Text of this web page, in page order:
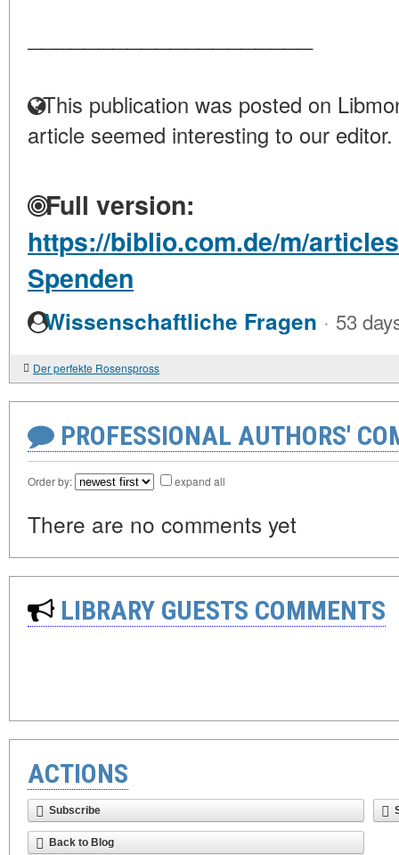
This publication was posted on
article seemed interesting to our editor.
Full version:
https://biblio.com.de/m/
Spenden
Wissenschaftliche Fragen · 53
Der perfekte Rosenspross
PROFESSIONAL AUTHORS'
Order by: expand all
There are no comments yet
LIBRARY GUESTS COMMENTS
ACTIONS
Subscribe
Back to Blog